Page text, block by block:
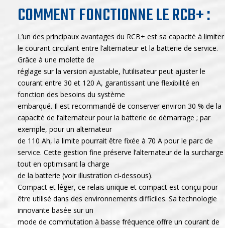
COMMENT FONCTIONNE LE RCB+ :
L’un des principaux avantages du RCB+ est sa capacité à limiter
le courant circulant entre l’alternateur et la batterie de service.
Grâce à une molette de
réglage sur la version ajustable, l’utilisateur peut ajuster le
courant entre 30 et 120 A, garantissant une flexibilité en
fonction des besoins du système
embarqué. Il est recommandé de conserver environ 30 % de la
capacité de l’alternateur pour la batterie de démarrage ; par
exemple, pour un alternateur
de 110 Ah, la limite pourrait être fixée à 70 A pour le parc de
service. Cette gestion fine préserve l’alternateur de la surcharge
tout en optimisant la charge
de la batterie (voir illustration ci-dessous).
Compact et léger, ce relais unique et compact est conçu pour
être utilisé dans des environnements difficiles. Sa technologie
innovante basée sur un
mode de commutation à basse fréquence offre un courant de